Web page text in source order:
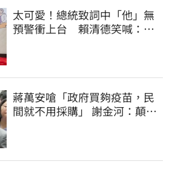
太可愛！總統致詞中「他」無
預警衝上台 賴清德笑喊：卸
蔣萬安嗆「政府買夠疫苗，民
間就不用採購」 謝金河：顛倒